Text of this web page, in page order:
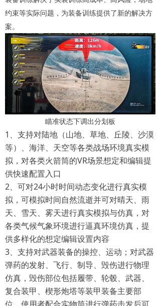
约束等实际问题，为装备训练提供了新的解决方
案。
瞄准状态下调出分划板
1、支持对陆地（山地、草地、丘陵、沙漠
等）、海洋、天空等各类战场环境真实模
拟，对各类火箭筒的VR场景想定和编辑提
供快速配置入口
2、可对24小时时间动态变化进行真实模
拟，可模拟时间自然流逝并可对晴天、雨
天、雪天、雾天进行真实模拟与仿真，对
各类气候气象环境进行逼真环境仿真，提
供多样化的想定编辑设置内容
3、支持对武器装备的操控、运动；对武器
弹药的发射、飞行、制导、毁伤进行物理
仿真，毁伤部位包括履带、轮毂、武器、
复合装甲、楔形炮塔等装甲装备主要部